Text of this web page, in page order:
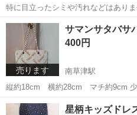
特に目立ったシミや汚れなどはあり
滋賀 草津市 南草津駅 ワ
売ります
サマンサタバサ
400円
南草津駅
縦約18cm 横約28cm マチ約9cm 少
だ使用できます
滋賀 草津市 南草津駅
星柄キッズドレ